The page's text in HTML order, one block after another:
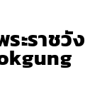
ะราชวัง